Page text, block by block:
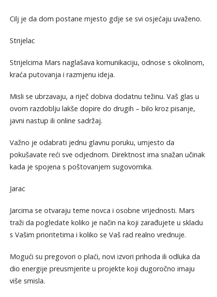
Cilj je da dom postane mjesto gdje se svi osjećaju uvaženo.
Strijelac
Strijelcima Mars naglašava komunikaciju, odnose s okolinom,
kraća putovanja i razmjenu ideja.
Misli se ubrzavaju, a riječ dobiva dodatnu težinu. Vaš glas u
ovom razdoblju lakše dopire do drugih – bilo kroz pisanje,
javni nastup ili online sadržaj.
Važno je odabrati jednu glavnu poruku, umjesto da
pokušavate reći sve odjednom. Direktnost ima snažan učinak
kada je spojena s poštovanjem sugovornika.
Jarac
Jarcima se otvaraju teme novca i osobne vrijednosti. Mars
traži da pogledate koliko je način na koji zarađujete u skladu
s Vašim prioritetima i koliko se Vaš rad realno vrednuje.
Mogući su pregovori o plaći, novi izvori prihoda ili odluka da
dio energije preusmjerite u projekte koji dugoročno imaju
više smisla.